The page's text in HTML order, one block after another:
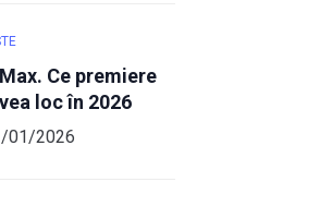
Ce premiere
loc în 2026
01/2026